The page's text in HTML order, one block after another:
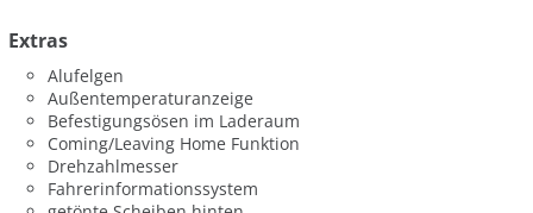
Extras
Alufelgen
Außentemperaturanzeige
Befestigungsösen im Laderaum
Coming/Leaving Home Funktion
Drehzahlmesser
Fahrerinformationssystem